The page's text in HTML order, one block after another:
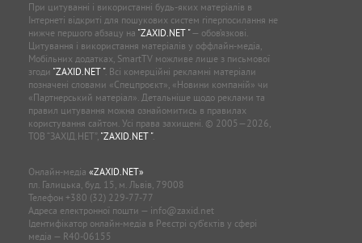
При цитуванні і використанні будь-яких матеріалів в
Інтернеті відкриті для пошукових систем гіперпосилання не
нижче першого абзацу на "ZAXID.NET "— обов’язкові.
Цитування і використання матеріалів у оффлайн-медіа,
Мобільних додатках, SmartTV можливе лише з письмової
згоди "ZAXID.NET ". Всі комерційні рекламні матеріали
позначені словами «Спецпроєкт», «Новини компаній» чи
«Партнерський матеріал». Детальніше щодо реклами та
правил цитування можна ознайомитись в правилах
користування сайтом. Усі права захищені. © 2005—2026,
ТОВ “ЗАХІД.НЕТ”, "ZAXID.NET ".
Онлайн-медіа «ZAXID.NET»
пл. Галицька, буд. 15, м. Львів, 79008
Телефон +380 (32) 229-77-77
Адреса електронної пошти — info@zaxid.net
Ідентифікатор онлайн-медіа в Реєстрі суб'єктів у сфері
медіа — R40-06155